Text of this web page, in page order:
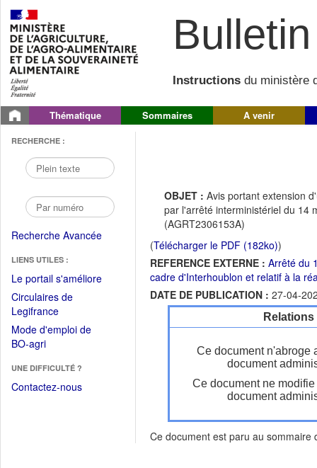
Instructions du ministère
Thématique Sommaires A venir
RECHERCHE :
Recherche Avancée
LIENS UTILES :
Le portail s'améliore(Fichier
Circulaires de
Legifrance(Ouvrir
dans
une
fenêtre)
Mode d'emploi de
BO-agri(Ouvrir
une
nouvelle
UNE DIFFICULTÉ ?
Contactez-nous
OBJET : Avis portant extension
par l'arrêté interministériel du 14
(AGRT2306153A)
(Télécharger le PDF (182ko))
REFERENCE EXTERNE : Arrêté du
cadre d'Interhoublon et relatif à la
DATE DE PUBLICATION : 27-04-
Ce document n'abroge
document
Ce document ne
document
Ce document est paru au sommaire